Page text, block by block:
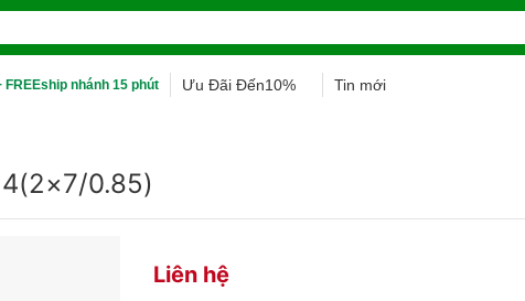
FREEship nhánh 15 phút Ưu Đãi Đến10% Tin mới
0.85)
Liên hệ